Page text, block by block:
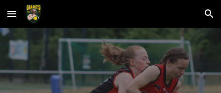
Skip to main content Skip to navigation